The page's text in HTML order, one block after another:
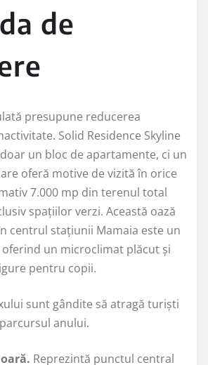
de
presupune reducerea
Solid Residence Skyline
un bloc de apartamente, ci un
oferă motive de vizită în orice
7.000 mp din terenul total
spațiilor verzi. Această oază
centrul stațiunii Mamaia este un
un microclimat plăcut și
pentru copii.
sunt gândite să atragă turiști
anului.
Reprezintă punctul central